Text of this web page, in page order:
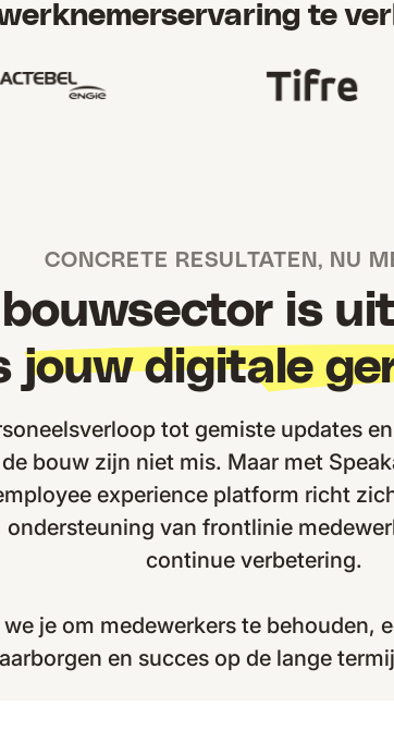
te
CONCRETE RESULTATEN, NU
bouwsector is
jouw digitale
tot gemiste updates
bouw zijn niet mis. Maar met
experience platform richt
van frontlinie
continue verbetering.
je om medewerkers te behouden,
en succes op de lange